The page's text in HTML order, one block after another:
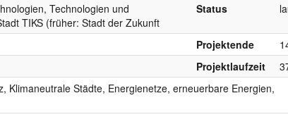
Technologien und
TIKS (früher: Stadt der Zukunft
Status
Projektende
Projektlaufzeit
Klimaneutrale Städte, Energienetze, erneuerbare Energien,